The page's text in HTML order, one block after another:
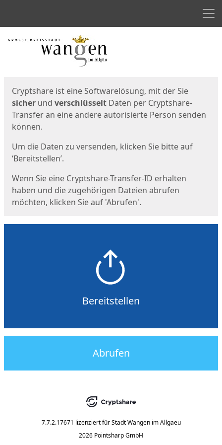
Start
Cryptshare ist eine Softwarelösung, mit der Sie
sicher und verschlüsselt Daten per Cryptshare-
Transfer an eine andere autorisierte Person senden
können.
Um die Daten zu versenden, klicken Sie bitte auf
‘Bereitstellen’.
Wenn Sie eine Cryptshare-Transfer-ID erhalten
haben und die zugehörigen Dateien abrufen
möchten, klicken Sie auf 'Abrufen'.
Bereitstellen
Abrufen
7.7.2.17671 lizenziert für Stadt Wangen im Allgaeu
2026 Pointsharp GmbH